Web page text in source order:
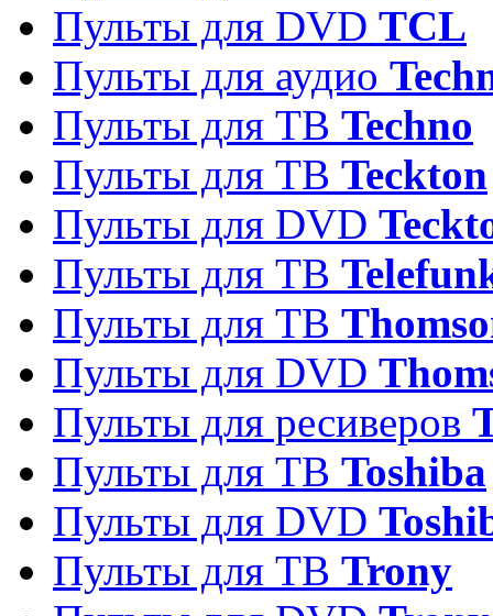
Пульты для DVD TCL
Пульты для аудио
Пульты для ТВ Techno
Пульты для ТВ Teckton
Пульты для DVD
Пульты для ТВ
Пульты для ТВ
Пульты для DVD
Пульты для ресиверов
Пульты для ТВ Toshiba
Пульты для DVD
Пульты для ТВ Trony